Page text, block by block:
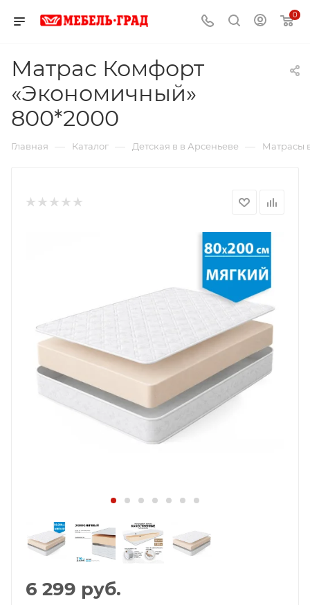
0
Матрас Комфорт
«Экономичный»
800*2000
Главная — Каталог — Детская в в Арсеньеве — Матрасы
6 299 руб.